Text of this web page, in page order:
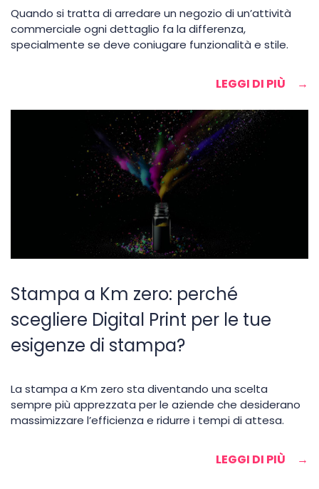
Quando si tratta di arredare un negozio di un’attività
commerciale ogni dettaglio fa la differenza,
specialmente se deve coniugare funzionalità e stile.
LEGGI DI PIÙ
Stampa a Km zero: perché
scegliere Digital Print per le tue
esigenze di stampa?
La stampa a Km zero sta diventando una scelta
sempre più apprezzata per le aziende che desiderano
massimizzare l’efficienza e ridurre i tempi di attesa.
LEGGI DI PIÙ